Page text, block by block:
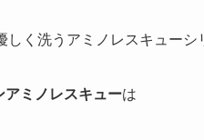
く洗うアミノレスキューシ
アミノレスキューは